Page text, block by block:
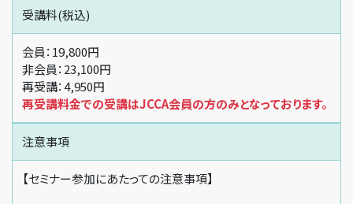
受講料(税込)
会員：19,800円
非会員：23,100円
再受講：4,950円
再受講料金での受講はJCCA会員の方のみとなっております。
注意事項
【セミナー参加にあたっての注意事項】